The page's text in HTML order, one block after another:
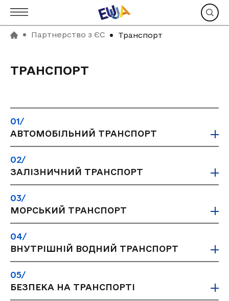
Партнерство з ЄС Транспорт
ТРАНСПОРТ
01/
АВТОМОБІЛЬНИЙ ТРАНСПОРТ
02/
ЗАЛІЗНИЧНИЙ ТРАНСПОРТ
03/
МОРСЬКИЙ ТРАНСПОРТ
04/
ВНУТРІШНІЙ ВОДНИЙ ТРАНСПОРТ
05/
БЕЗПЕКА НА ТРАНСПОРТІ